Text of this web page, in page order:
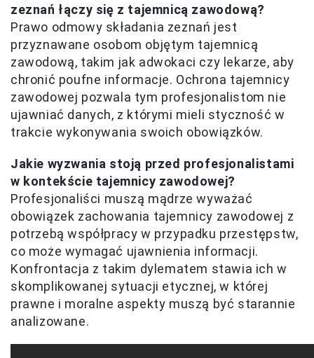
zeznań łączy się z tajemnicą zawodową?
Prawo odmowy składania zeznań jest
przyznawane osobom objętym tajemnicą
zawodową, takim jak adwokaci czy lekarze, aby
chronić poufne informacje. Ochrona tajemnicy
zawodowej pozwala tym profesjonalistom nie
ujawniać danych, z którymi mieli styczność w
trakcie wykonywania swoich obowiązków.
Jakie wyzwania stoją przed profesjonalistami
w kontekście tajemnicy zawodowej?
Profesjonaliści muszą mądrze wyważać
obowiązek zachowania tajemnicy zawodowej z
potrzebą współpracy w przypadku przestępstw,
co może wymagać ujawnienia informacji.
Konfrontacja z takim dylematem stawia ich w
skomplikowanej sytuacji etycznej, w której
prawne i moralne aspekty muszą być starannie
analizowane.